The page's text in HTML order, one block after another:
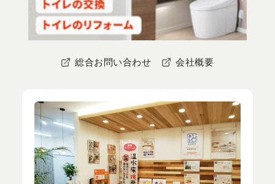
総合お問い合わせ 会社概要